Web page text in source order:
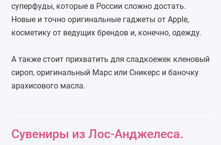
суперфуды, которые в России сложно достать.
Новые и точно оригинальные гаджеты от Apple,
косметику от ведущих брендов и, конечно, одежду.
А также стоит прихватить для сладкоежек кленовый
сироп, оригинальный Марс или Сникерс и баночку
арахисового масла.
Сувениры из Лос-Анджелеса.